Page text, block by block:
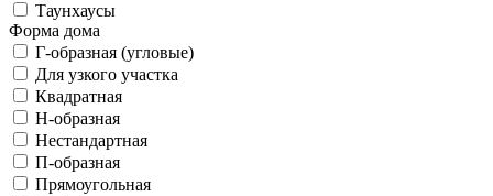
Таунхаусы
Форма дома
Г-образная (угловые)
Для узкого участка
Квадратная
Н-образная
Нестандартная
П-образная
Прямоугольная